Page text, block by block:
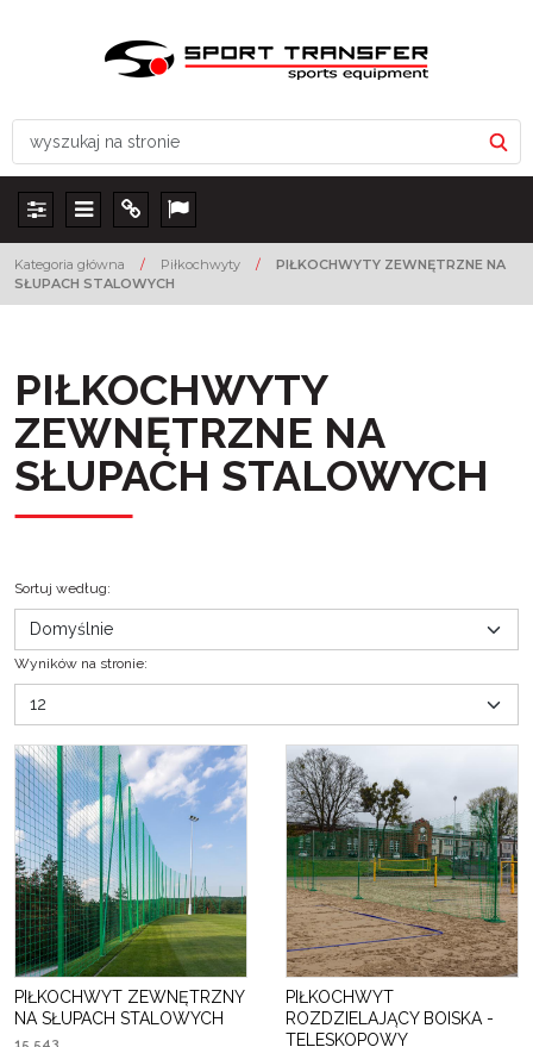
Panel Menu Info Lang
Kategoria główna / Piłkochwyty /
PIŁKOCHWYTY ZEWNĘTRZNE NA
SŁUPACH STALOWYCH
PIŁKOCHWYTY
ZEWNĘTRZNE NA
SŁUPACH STALOWYCH
Sortuj według:
Wyników na stronie:
PIŁKOCHWYT ZEWNĘTRZNY
NA SŁUPACH STALOWYCH
PIŁKOCHWYT
ROZDZIELAJĄCY BOISKA -
TELESKOPOWY